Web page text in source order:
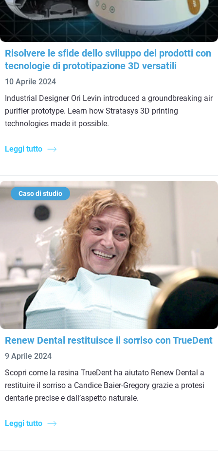
Risolvere le sfide dello sviluppo dei prodotti con
tecnologie di prototipazione 3D versatili
10 Aprile 2024
Industrial Designer Ori Levin introduced a groundbreaking air
purifier prototype. Learn how Stratasys 3D printing
technologies made it possible.
Leggi tutto
Caso di studio
Renew Dental restituisce il sorriso con TrueDent
9 Aprile 2024
Scopri come la resina TrueDent ha aiutato Renew Dental a
restituire il sorriso a Candice Baier-Gregory grazie a protesi
dentarie precise e dall’aspetto naturale.
Leggi tutto